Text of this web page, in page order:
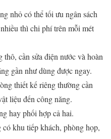
nhỏ có thể tối ưu ngân sách
thì chi phí trên mỗi mét
thô, cần sửa điện nước và hoàn
gần như dùng được ngay.
thiết kế riêng thường cần
liệu đến công năng.
hay phối hợp cả hai.
có khu tiếp khách, phòng họp,